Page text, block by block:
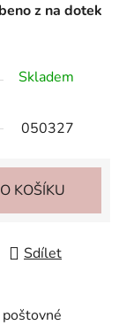
z na dotek
Skladem
050327
KOŠÍKU
Sdílet